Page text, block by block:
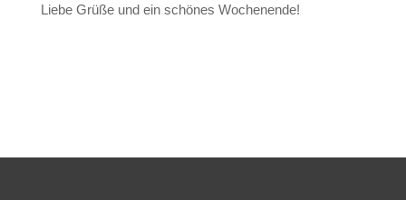
Liebe Grüße und ein schönes Wochenende!